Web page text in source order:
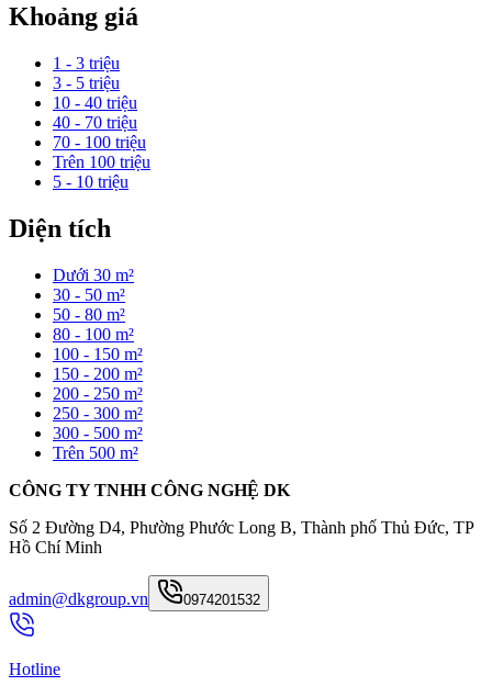
Khoảng giá
1 - 3 triệu
3 - 5 triệu
10 - 40 triệu
40 - 70 triệu
70 - 100 triệu
Trên 100 triệu
5 - 10 triệu
Diện tích
Dưới 30 m²
30 - 50 m²
50 - 80 m²
80 - 100 m²
100 - 150 m²
150 - 200 m²
200 - 250 m²
250 - 300 m²
300 - 500 m²
Trên 500 m²
CÔNG TY TNHH CÔNG NGHỆ DK
Số 2 Đường D4, Phường Phước Long B, Thành phố Thủ Đức, TP
Hồ Chí Minh
admin@dkgroup.vn 0974201532
Hotline